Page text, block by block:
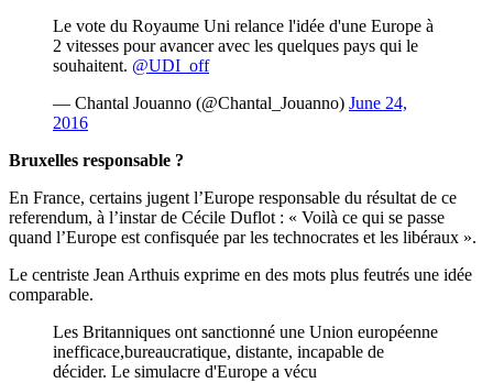
Le vote du Royaume Uni relance l'idée d'une Europe à
2 vitesses pour avancer avec les quelques pays qui le
souhaitent. @UDI_off
— Chantal Jouanno (@Chantal_Jouanno) June 24,
2016
Bruxelles responsable ?
En France, certains jugent l’Europe responsable du résultat de ce
referendum, à l’instar de Cécile Duflot : « Voilà ce qui se passe
quand l’Europe est confisquée par les technocrates et les libéraux ».
Le centriste Jean Arthuis exprime en des mots plus feutrés une idée
comparable.
Les Britanniques ont sanctionné une Union européenne
inefficace,bureaucratique, distante, incapable de
décider. Le simulacre d'Europe a vécu